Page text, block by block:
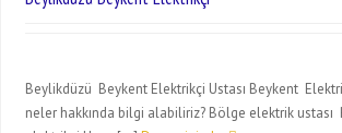
Beylikdüzü Beykent Elektrikçi Ustası Beykent
neler hakkında bilgi alabiliriz? Bölge elektrik